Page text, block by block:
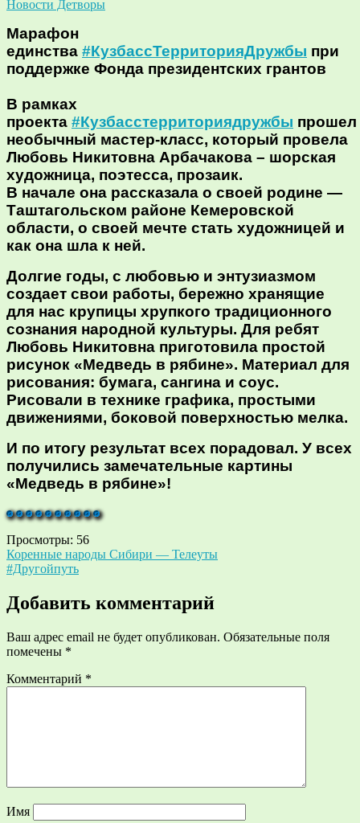
Новости Детворы
Марафон
единства #КузбассТерриторияДружбы при
поддержке Фонда президентских грантов
В рамках
проекта #Кузбасстерриториядружбы прошел
необычный мастер-класс, который провела
Любовь Никитовна Арбачакова – шорская
художница, поэтесса, прозаик.
В начале она рассказала о своей родине —
Таштагольском районе Кемеровской
области, о своей мечте стать художницей и
как она шла к ней.
Долгие годы, с любовью и энтузиазмом
создает свои работы, бережно хранящие
для нас крупицы хрупкого традиционного
сознания народной культуры. Для ребят
Любовь Никитовна приготовила простой
рисунок «Медведь в рябине». Материал для
рисования: бумага, сангина и соус.
Рисовали в технике графика, простыми
движениями, боковой поверхностью мелка.
И по итогу результат всех порадовал. У всех
получились замечательные картины
«Медведь в рябине»!
Просмотры: 56
Навигация
по
записям
Коренные народы Сибири — Телеуты
#Другойпуть
Добавить комментарий
Ваш адрес email не будет опубликован. Обязательные поля
помечены *
Комментарий *
Имя